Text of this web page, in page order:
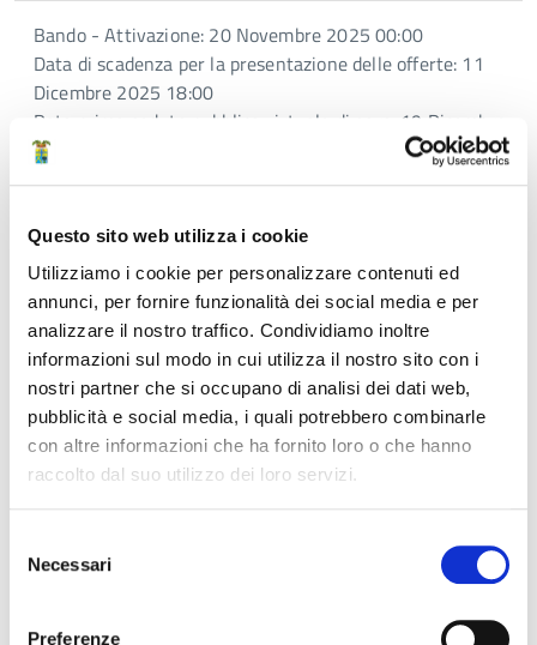
Questo sito web utilizza i cookie
Utilizziamo i cookie per personalizzare contenuti ed
annunci, per fornire funzionalità dei social media e per
analizzare il nostro traffico. Condividiamo inoltre
informazioni sul modo in cui utilizza il nostro sito con i
nostri partner che si occupano di analisi dei dati web,
pubblicità e social media, i quali potrebbero combinarle
con altre informazioni che ha fornito loro o che hanno
raccolto dal suo utilizzo dei loro servizi.
delNecessari
Preferenze
Bando - Attivazione: 20 Novembre 2025 00:00
Data di scadenza per la presentazione delle offerte: 11
Dicembre 2025 18:00
Data prima seduta pubblica virtuale di gara: 19 Dicembre
2025 09:00
Data seconda seduta pubblica virtuale di gara: 30 Gennaio
Stazione Unica Appaltante per conto di
Fondazione Cresciamo – Procedura aperta per
il conferimento mediante accordo quadro con
unico operatore ai sensi dell’ art. 59, comma 3,
D.Lgs 36/2023 del servizio di
somministrazione di lavoro a tempo
determinato.
Struttura di riferimento:
Area Amministrativa > Servizio
Urbanistica, centrale unica di committenza e contratti >